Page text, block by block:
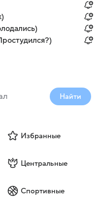
Найти
Избранные
Центральные
Спортивные